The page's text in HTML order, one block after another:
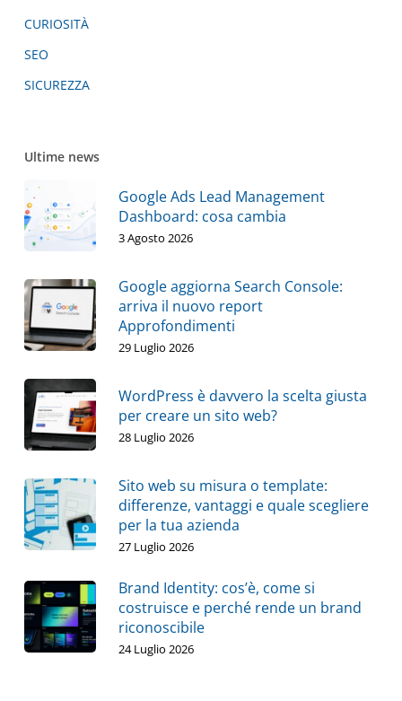
CURIOSITÀ
SEO
SICUREZZA
Ultime news
Google Ads Lead Management
Dashboard: cosa cambia
3 Agosto 2026
Google aggiorna Search Console:
arriva il nuovo report
Approfondimenti
29 Luglio 2026
WordPress è davvero la scelta giusta
per creare un sito web?
28 Luglio 2026
Sito web su misura o template:
differenze, vantaggi e quale scegliere
per la tua azienda
27 Luglio 2026
Brand Identity: cos’è, come si
costruisce e perché rende un brand
riconoscibile
24 Luglio 2026